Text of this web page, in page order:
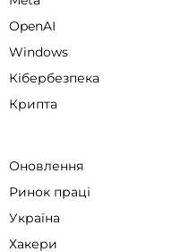
OpenAI
Windows
Кібербезпека
Крипта
Оновлення
Ринок праці
Україна
Хакери